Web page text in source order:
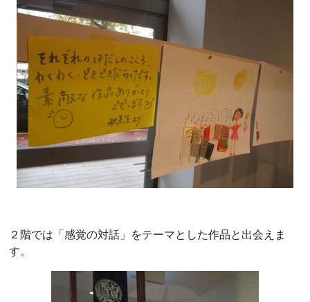
２階では「感覚の対話」をテーマとした作品と出会えま
す。